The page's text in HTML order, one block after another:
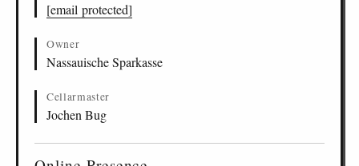
[email protected]
Owner
Nassauische Sparkasse
Cellarmaster
Jochen Bug